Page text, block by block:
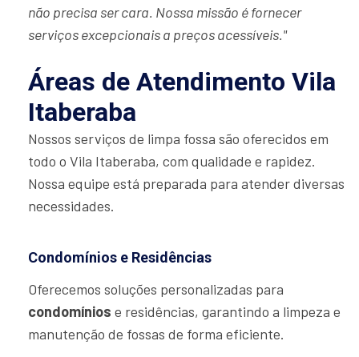
não precisa ser cara. Nossa missão é fornecer
serviços excepcionais a preços acessíveis."
Áreas de Atendimento Vila
Itaberaba
Nossos serviços de limpa fossa são oferecidos em
todo o Vila Itaberaba, com qualidade e rapidez.
Nossa equipe está preparada para atender diversas
necessidades.
Condomínios e Residências
Oferecemos soluções personalizadas para
condomínios e residências, garantindo a limpeza e
manutenção de fossas de forma eficiente.